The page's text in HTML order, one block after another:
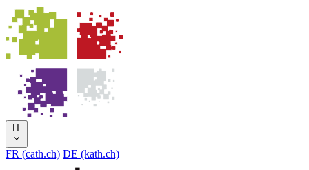
IT
FR (cath.ch) DE (kath.ch)